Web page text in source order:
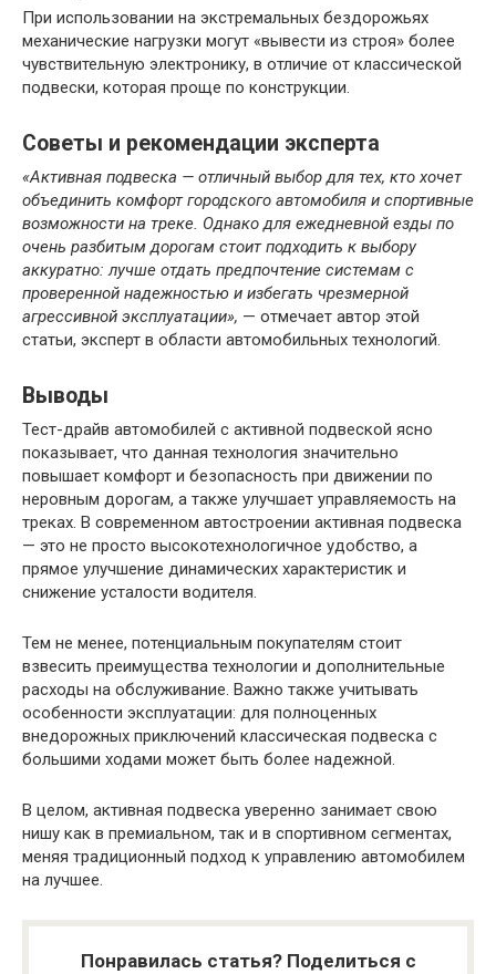
При использовании на экстремальных бездорожьях
механические нагрузки могут «вывести из строя» более
чувствительную электронику, в отличие от классической
подвески, которая проще по конструкции.
Советы и рекомендации эксперта
«Активная подвеска — отличный выбор для тех, кто хочет
объединить комфорт городского автомобиля и спортивные
возможности на треке. Однако для ежедневной езды по
очень разбитым дорогам стоит подходить к выбору
аккуратно: лучше отдать предпочтение системам с
проверенной надежностью и избегать чрезмерной
агрессивной эксплуатации», — отмечает автор этой
статьи, эксперт в области автомобильных технологий.
Выводы
Тест-драйв автомобилей с активной подвеской ясно
показывает, что данная технология значительно
повышает комфорт и безопасность при движении по
неровным дорогам, а также улучшает управляемость на
треках. В современном автостроении активная подвеска
— это не просто высокотехнологичное удобство, а
прямое улучшение динамических характеристик и
снижение усталости водителя.
Тем не менее, потенциальным покупателям стоит
взвесить преимущества технологии и дополнительные
расходы на обслуживание. Важно также учитывать
особенности эксплуатации: для полноценных
внедорожных приключений классическая подвеска с
большими ходами может быть более надежной.
В целом, активная подвеска уверенно занимает свою
нишу как в премиальном, так и в спортивном сегментах,
меняя традиционный подход к управлению автомобилем
на лучшее.
Понравилась статья? Поделиться с